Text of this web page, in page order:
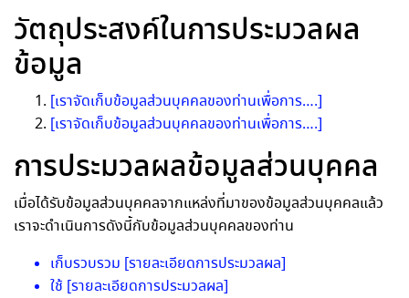
วัตถุประสงค์ในการประมวลผล
ข้อมูล
[เราจัดเก็บข้อมูลส่วนบุคคลของท่านเพื่อการ….]
[เราจัดเก็บข้อมูลส่วนบุคคลของท่านเพื่อการ….]
การประมวลผลข้อมูลส่วนบุคคล
เมื่อได้รับข้อมูลส่วนบุคคลจากแหล่งที่มาของข้อมูลส่วนบุคคลแล้ว
เราจะดำเนินการดังนี้กับข้อมูลส่วนบุคคลของท่าน
เก็บรวบรวม [รายละเอียดการประมวลผล]
ใช้ [รายละเอียดการประมวลผล]